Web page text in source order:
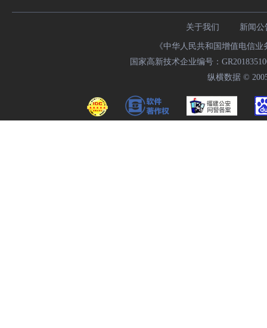
关于我们 新闻公
《中华人民共和国增值电信
国家高新技术企业编号：
纵横数据 ©